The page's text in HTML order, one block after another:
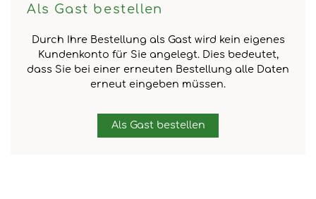
Als Gast bestellen
Durch Ihre Bestellung als Gast wird kein eigenes
Kundenkonto für Sie angelegt. Dies bedeutet,
dass Sie bei einer erneuten Bestellung alle Daten
erneut eingeben müssen.
Als Gast bestellen